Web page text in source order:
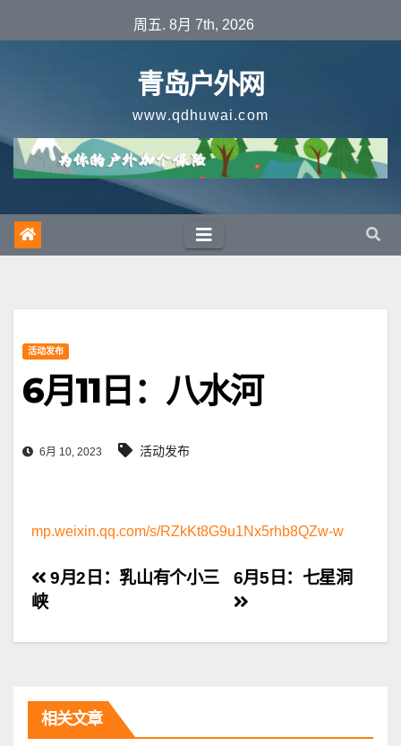
至
周五. 8月 7th, 2026
青岛户外网
www.qdhuwai.com
活动发布
6月11日：八水河
6月 10, 2023 活动发布
mp.weixin.qq.com/s/RZkKt8G9u1Nx5rhb8QZw-w
文
章
航
6月5日：七星洞
9月2日：乳山有个小三
峡
相关文章